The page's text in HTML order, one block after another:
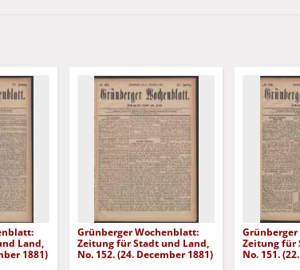
Land,
1881)
Grünberger Wochenblatt:
Zeitung für Stadt und Land,
No. 152. (24. December 1881)
Zeitung für
No. 151.